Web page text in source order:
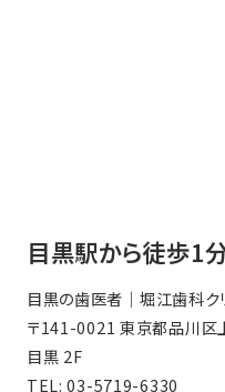
目黒駅から徒歩1
目黒の歯医者｜堀江歯科ク
〒141-0021 東京都品川区
目黒 2F
TEL:03-5719-6330